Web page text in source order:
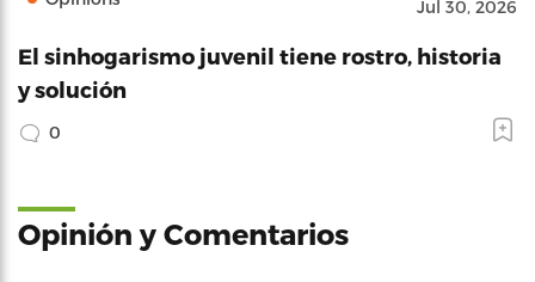
Jul 30, 2026
El sinhogarismo juvenil tiene rostro, historia
y solución
0
Opinión y Comentarios